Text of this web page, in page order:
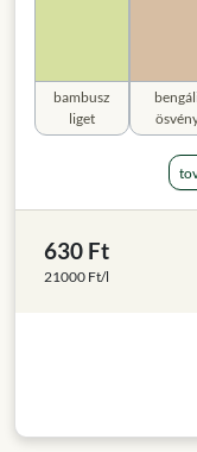
bambusz
liget
630 Ft
21000 Ft/l